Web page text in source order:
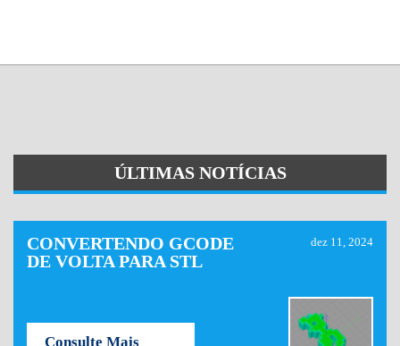
ÚLTIMAS NOTÍCIAS
CONVERTENDO GCODE
DE VOLTA PARA STL
dez 11, 2024
Consulte Mais